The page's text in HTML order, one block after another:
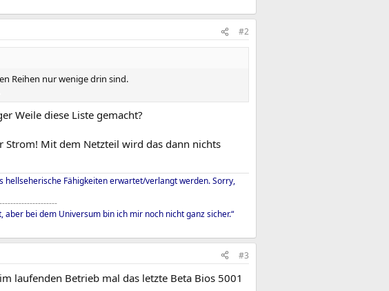
#2
Reihen nur wenige drin sind.
Weile diese Liste gemacht?
Strom! Mit dem Netzteil wird das dann nichts
hellseherische Fähigkeiten erwartet/verlangt werden. Sorry,
bei dem Universum bin ich mir noch nicht ganz sicher.“
#3
laufenden Betrieb mal das letzte Beta Bios 5001